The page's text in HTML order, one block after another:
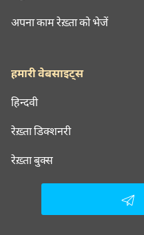
अपना काम रेख़्ता को भेजें
हमारी वेबसाइट्स
हिन्दवी
रेख़्ता डिक्शनरी
रेख़्ता बुक्स